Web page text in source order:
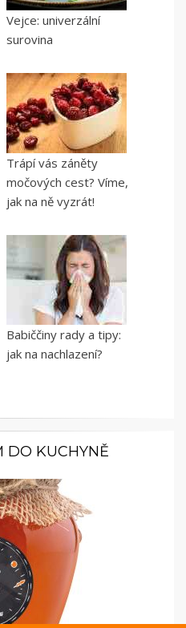
Vejce: univerzální
surovina
Trápí vás záněty
močových cest? Víme,
jak na ně vyzrát!
Babiččiny rady a tipy:
jak na nachlazení?
DO KUCHYNĚ